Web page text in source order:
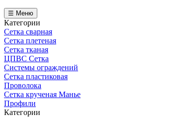
☰ Меню
Категории
Сетка сварная
Сетка плетеная
Сетка тканая
ЦПВС Сетка
Системы ограждений
Сетка пластиковая
Проволока
Сетка крученая Манье
Профили
Категории